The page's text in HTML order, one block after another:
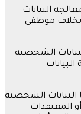
البيانات
بخلاف موظفي
الشخصية
البيانات الشخصية
أو المعتقدات